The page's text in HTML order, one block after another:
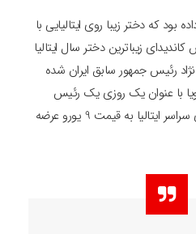
بود که دختر زیبا روی ایتالیایی با
زیباترین دختر سال ایتالیا
رئیس جمهور سابق ایران شده
ای سیلویا با عنوان یک روزی یک رئیس
جمهوری بود در کتابفروشی های سراسر ایتالیا به قیمت 9 یورو عرضه